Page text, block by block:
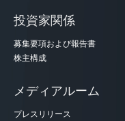
投資家関係
募集要項および報告書
株主構成
メディアルーム
プレスリリース